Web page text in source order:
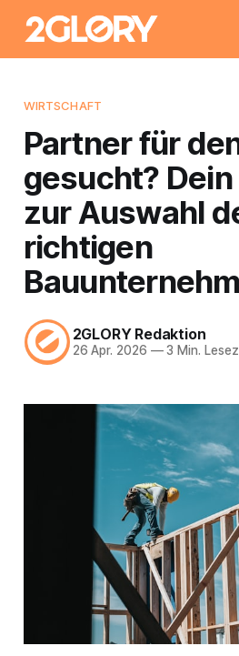
WIRTSCHAFT
Partner für
gesucht?
zur Auswahl
richtigen
2GLORY Redaktion
26 Apr. 2026 —3 Min.